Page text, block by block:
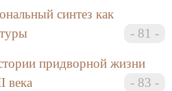
синтез как
81
придворной жизни
века
83